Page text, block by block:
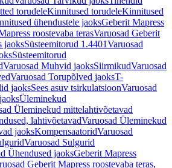
torudeleKinnitused torudeleKinnitused
ühendustele jaoksGeberit Mapress
roostevaba terasVaruosad Geberit
jaoksSüsteemitorud 1.4401Varuosad
Süsteemitorud
Varuosad Muhvid jaoksSiirmikudVaruosad
Varuosad Torupõlved jaoksT-
jaoksSees asuv tsirkulatsioonVaruosad
Üleminekud
Üleminekud mittelahtivõetavad
lahtivõetavadVaruosad Üleminekud
jaoksKompensaatoridVaruosad
Varuosad Sulgurid
Ühendused jaoksGeberit Mapress
Geberit Mapress roostevaba teras,